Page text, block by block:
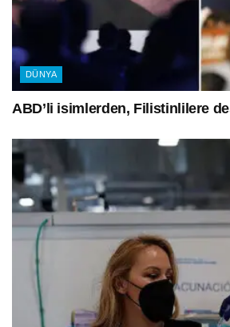
DÜNYA
ABD’li isimlerden, Filistinlilere